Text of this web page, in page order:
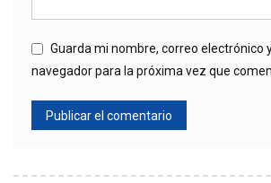
Guarda mi nombre, correo electrónico
navegador para la próxima vez que